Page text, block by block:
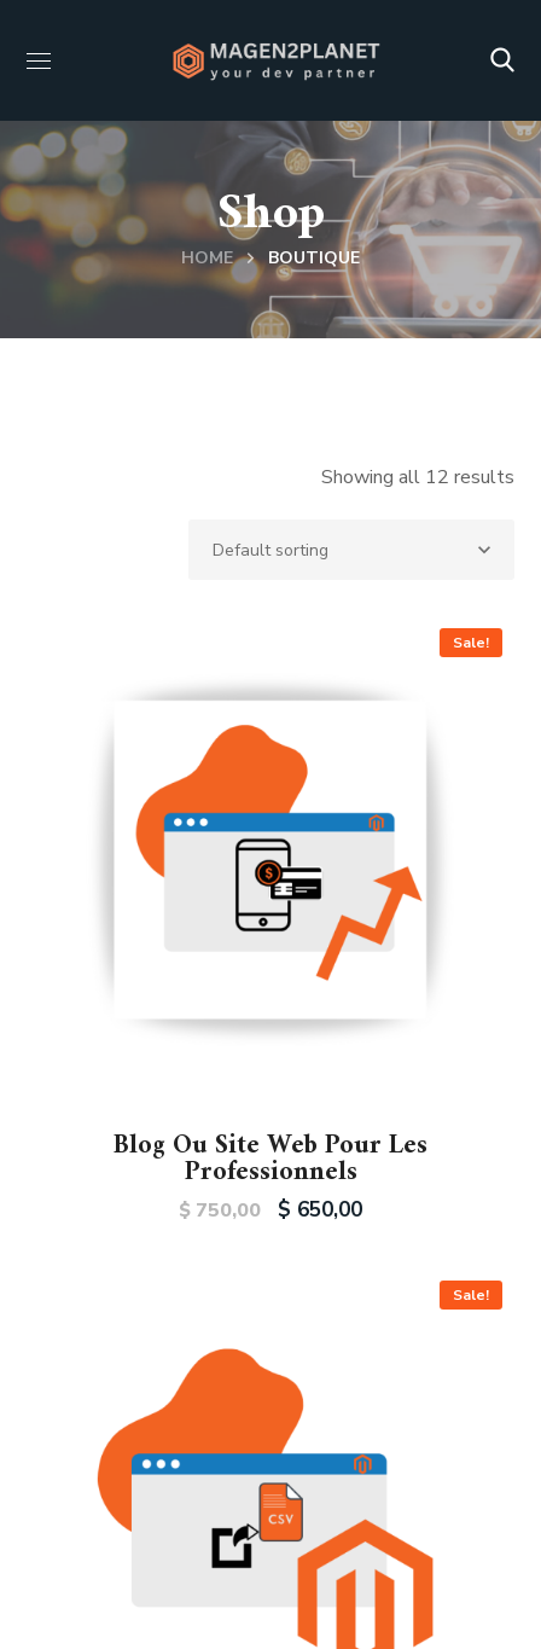
Shop
HOME BOUTIQUE
Showing all 12 results
Sale!
Blog Ou Site Web Pour Les
Professionnels
$ 750,00 $ 650,00
Sale!